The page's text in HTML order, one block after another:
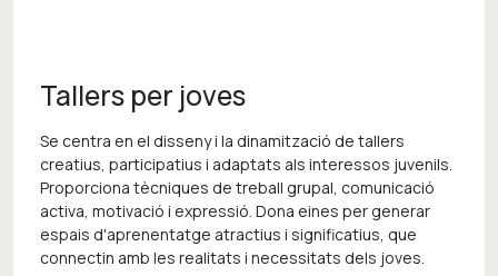
Tallers per joves
Se centra en el disseny i la dinamització de tallers
creatius, participatius i adaptats als interessos juvenils.
Proporciona tècniques de treball grupal, comunicació
activa, motivació i expressió. Dona eines per generar
espais d'aprenentatge atractius i significatius, que
connectin amb les realitats i necessitats dels joves.